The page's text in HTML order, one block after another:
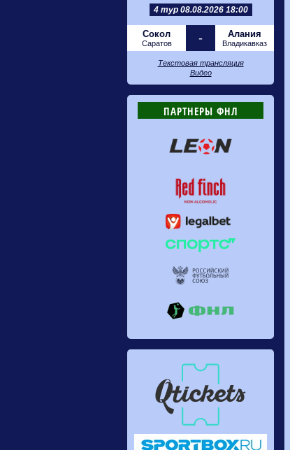
4 тур 08.08.2026 18:00
Сокол
Саратов - Алания
Владикавказ
Текстовая трансляция
Видео
ПАРТНЕРЫ ФНЛ